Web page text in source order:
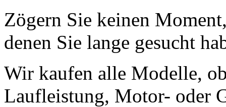
Zögern Sie keinen
denen Sie lange gesucht
Wir kaufen alle Modelle,
Laufleistung, Motor- oder